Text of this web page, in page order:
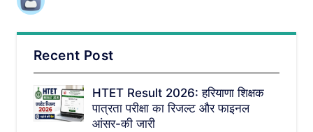
Recent Post
HTET Result 2026: हरियाणा शिक्षक
पात्रता परीक्षा का रिजल्ट और फाइनल
आंसर-की जारी